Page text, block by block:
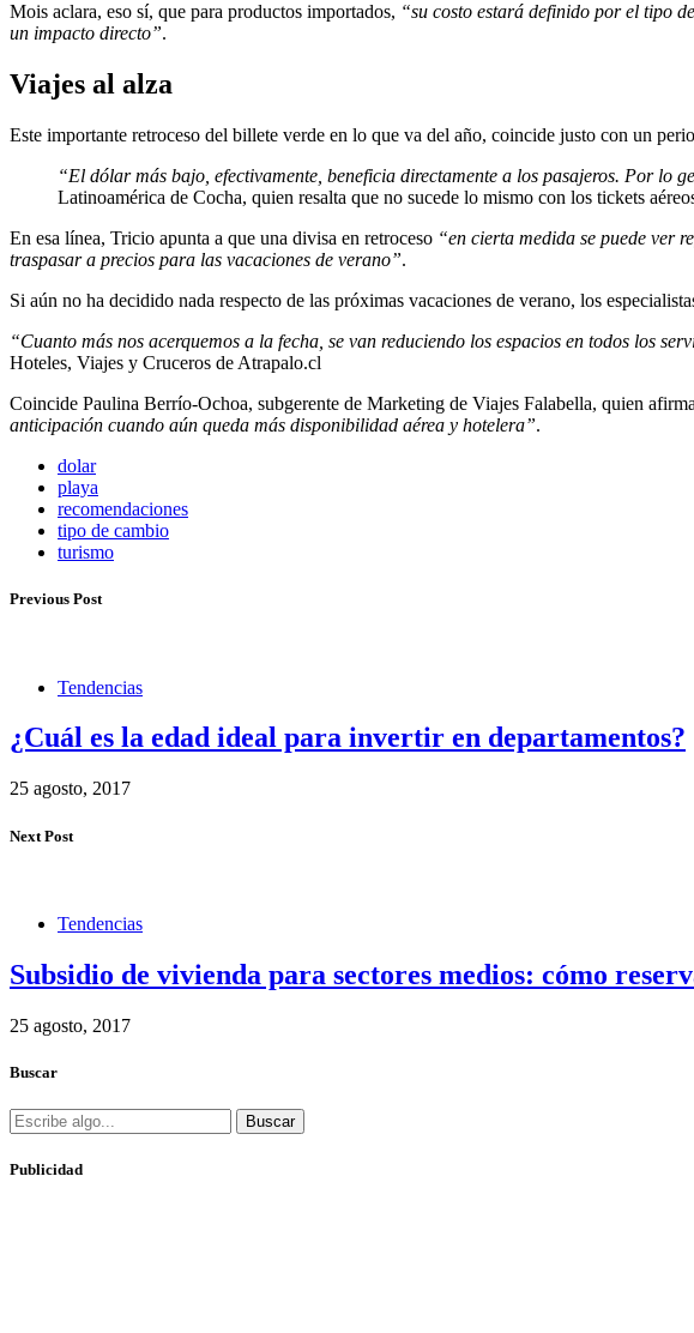
Mois aclara, eso sí, que para productos importados, “su costo estará definido por el tipo
un impacto directo”.
Viajes al alza
Este importante retroceso del billete verde en lo que va del año, coincide justo con un
“El dólar más bajo, efectivamente, beneficia directamente a los pasajeros. Por lo
Latinoamérica de Cocha, quien resalta que no sucede lo mismo con los tickets
En esa línea, Tricio apunta a que una divisa en retroceso “en cierta medida se puede ver
traspasar a precios para las vacaciones de verano”.
Si aún no ha decidido nada respecto de las próximas vacaciones de verano, los
“Cuanto más nos acerquemos a la fecha, se van reduciendo los espacios en todos los
Hoteles, Viajes y Cruceros de Atrapalo.cl
Coincide Paulina Berrío-Ochoa, subgerente de Marketing de Viajes Falabella, quien
anticipación cuando aún queda más disponibilidad aérea y hotelera”.
dolar
playa
recomendaciones
tipo de cambio
turismo
Previous Post
Tendencias
¿Cuál es la edad ideal para invertir en departamentos?
25 agosto, 2017
Next Post
Tendencias
Subsidio de vivienda para sectores medios: cómo
25 agosto, 2017
Buscar
Buscar
Publicidad